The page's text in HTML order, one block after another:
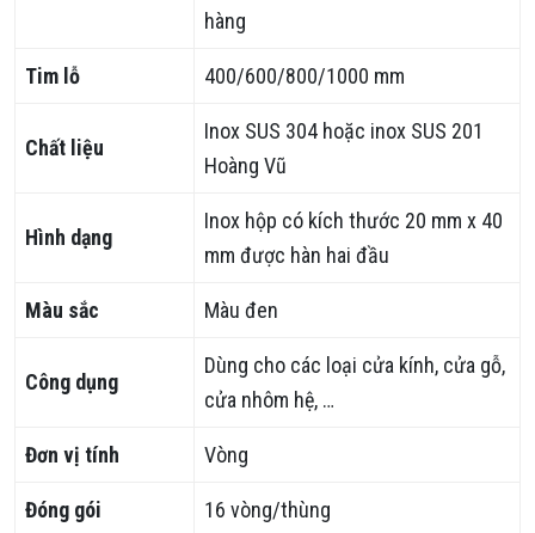
hàng
Tim lỗ 400/600/800/1000 mm
Chất liệu
Inox SUS 304 hoặc inox SUS 201
Hoàng Vũ
Hình dạng
Inox hộp có kích thước 20 mm x 40
mm được hàn hai đầu
Màu sắc Màu đen
Công dụng
Dùng cho các loại cửa kính, cửa gỗ,
cửa nhôm hệ, …
Đơn vị tính Vòng
Đóng gói 16 vòng/thùng